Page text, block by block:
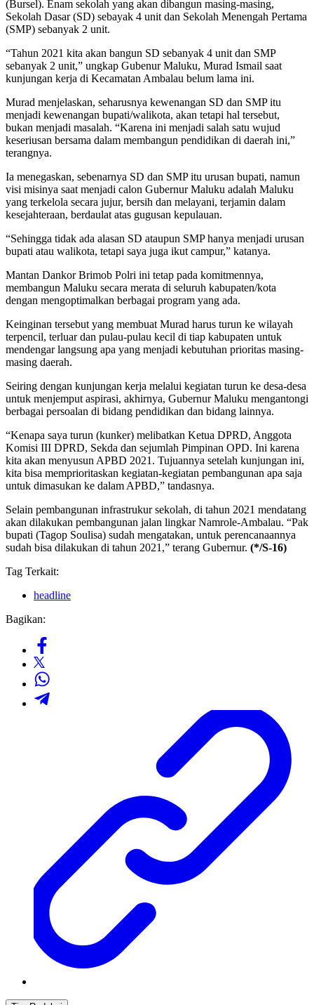
(Bursel). Enam sekolah yang akan dibangun masing-masing,
Sekolah Dasar (SD) sebayak 4 unit dan Sekolah Menengah Pertama
(SMP) sebanyak 2 unit.
“Tahun 2021 kita akan bangun SD sebanyak 4 unit dan SMP
sebanyak 2 unit,” ungkap Gubenur Maluku, Murad Ismail saat
kunjungan kerja di Kecamatan Ambalau belum lama ini.
Murad menjelaskan, seharusnya kewenangan SD dan SMP itu
menjadi kewenangan bupati/walikota, akan tetapi hal tersebut,
bukan menjadi masalah. “Karena ini menjadi salah satu wujud
keseriusan bersama dalam membangun pendidikan di daerah ini,”
terangnya.
Ia menegaskan, sebenarnya SD dan SMP itu urusan bupati, namun
visi misinya saat menjadi calon Gubernur Maluku adalah Maluku
yang terkelola secara jujur, bersih dan melayani, terjamin dalam
kesejahteraan, berdaulat atas gugusan kepulauan.
“Sehingga tidak ada alasan SD ataupun SMP hanya menjadi urusan
bupati atau walikota, tetapi saya juga ikut campur,” katanya.
Mantan Dankor Brimob Polri ini tetap pada komitmennya,
membangun Maluku secara merata di seluruh kabupaten/kota
dengan mengoptimalkan berbagai program yang ada.
Keinginan tersebut yang membuat Murad harus turun ke wilayah
terpencil, terluar dan pulau-pulau kecil di tiap kabupaten untuk
mendengar langsung apa yang menjadi kebutuhan prioritas masing-
masing daerah.
Seiring dengan kunjungan kerja melalui kegiatan turun ke desa-desa
untuk menjemput aspirasi, akhirnya, Gubernur Maluku mengantongi
berbagai persoalan di bidang pendidikan dan bidang lainnya.
“Kenapa saya turun (kunker) melibatkan Ketua DPRD, Anggota
Komisi III DPRD, Sekda dan sejumlah Pimpinan OPD. Ini karena
kita akan menyusun APBD 2021. Tujuannya setelah kunjungan ini,
kita bisa memprioritaskan kegiatan-kegiatan pembangunan apa saja
untuk dimasukan ke dalam APBD,” tandasnya.
Selain pembangunan infrastrukur sekolah, di tahun 2021 mendatang
akan dilakukan pembangunan jalan lingkar Namrole-Ambalau. “Pak
bupati (Tagop Soulisa) sudah mengatakan, untuk perencanaannya
sudah bisa dilakukan di tahun 2021,” terang Gubernur. (*/S-16)
Tag Terkait:
headline
Bagikan: